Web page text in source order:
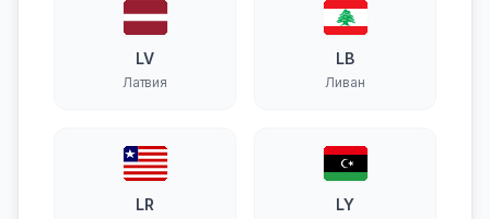
LV
Латвия
LB
Ливан
LR LY